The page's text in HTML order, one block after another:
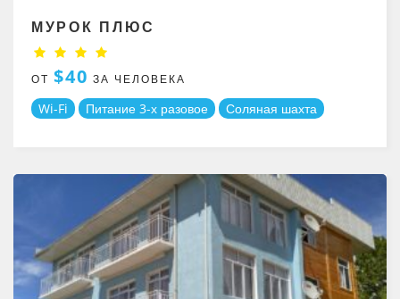
МУРОК ПЛЮС
ОТ $40 ЗА ЧЕЛОВЕКА
Wi-Fi Питание 3-х разовое Соляная шахта